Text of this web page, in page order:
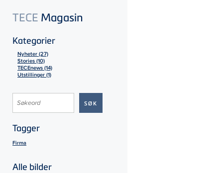
TECE Magasin
Kategorier
Nyheter (27)
Stories (10)
TECEnews (14)
Utstillinger (1)
Tagger
Firma
Alle bilder